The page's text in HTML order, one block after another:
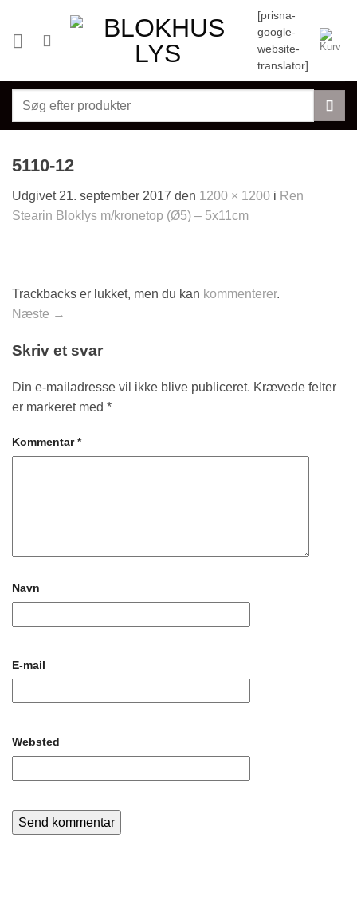
indhold
[prisna-
google-
website-
translator]
Søg
5110-12
Udgivet 21. september 2017 den 1200 × 1200 i Ren
Stearin Bloklys m/kronetop (Ø5) – 5x11cm
Trackbacks er lukket, men du kan kommenterer.
Næste →
Skriv et svar
Din e-mailadresse vil ikke blive publiceret. Krævede felter
er markeret med *
Kommentar*
Navn
E-mail
Websted